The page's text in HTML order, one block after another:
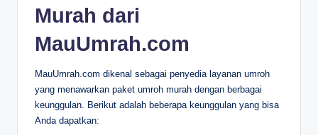
Murah dari
MauUmrah.com
MauUmrah.com dikenal sebagai penyedia layanan umroh
yang menawarkan paket umroh murah dengan berbagai
keunggulan. Berikut adalah beberapa keunggulan yang bisa
Anda dapatkan: